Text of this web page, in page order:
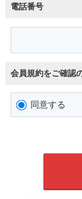
電話番号
会員規約をご確認
同意する